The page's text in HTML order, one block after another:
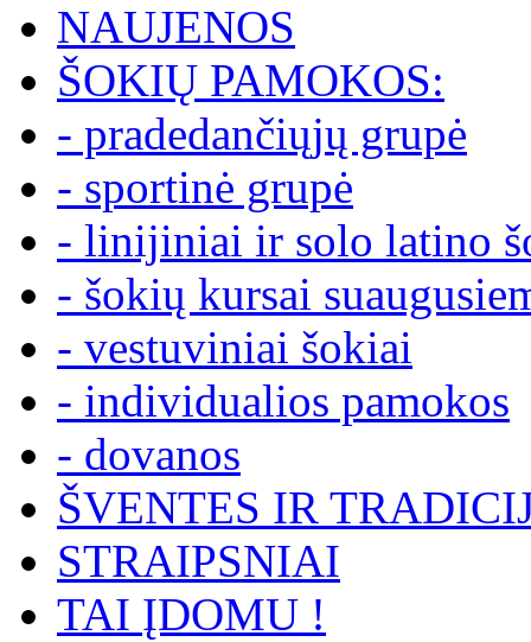
NAUJENOS
ŠOKIŲ PAMOKOS:
- pradedančiųjų grupė
- sportinė grupė
- linijiniai ir solo latino
- šokių kursai
- vestuviniai šokiai
- individualios pamokos
- dovanos
ŠVENTES IR
STRAIPSNIAI
TAI ĮDOMU !